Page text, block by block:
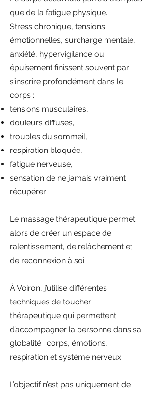
que de la fatigue physique.
Stress chronique, tensions
émotionnelles, surcharge mentale,
anxiété, hypervigilance ou
épuisement finissent souvent par
s’inscrire profondément dans le
corps :
tensions musculaires,
douleurs diffuses,
troubles du sommeil,
respiration bloquée,
fatigue nerveuse,
sensation de ne jamais vraiment
récupérer.
Le massage thérapeutique permet
alors de créer un espace de
ralentissement, de relâchement et
de reconnexion à soi.
À Voiron, j’utilise différentes
techniques de toucher
thérapeutique qui permettent
d’accompagner la personne dans sa
globalité : corps, émotions,
respiration et système nerveux.
L’objectif n’est pas uniquement de